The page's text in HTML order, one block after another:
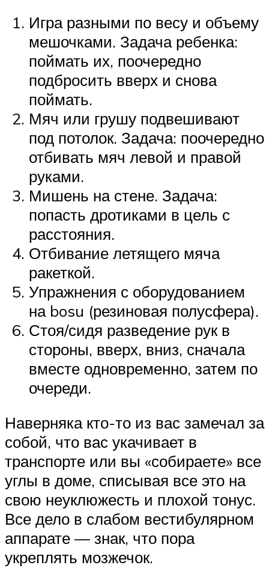
Игра разными по весу и объему
мешочками. Задача ребенка:
поймать их, поочередно
подбросить вверх и снова
поймать.
Мяч или грушу подвешивают
под потолок. Задача: поочередно
отбивать мяч левой и правой
руками.
Мишень на стене. Задача:
попасть дротиками в цель с
расстояния.
Отбивание летящего мяча
ракеткой.
Упражнения с оборудованием
на bosu (резиновая полусфера).
Стоя/сидя разведение рук в
стороны, вверх, вниз, сначала
вместе одновременно, затем по
очереди.
Наверняка кто-то из вас замечал за
собой, что вас укачивает в
транспорте или вы «собираете» все
углы в доме, списывая все это на
свою неуклюжесть и плохой тонус.
Все дело в слабом вестибулярном
аппарате — знак, что пора
укреплять мозжечок.